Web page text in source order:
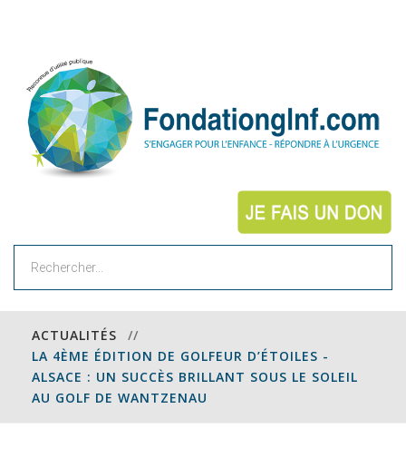
ACTUALITÉS
//
LA 4ÈME ÉDITION DE GOLFEUR D’ÉTOILES -
ALSACE : UN SUCCÈS BRILLANT SOUS LE SOLEIL
AU GOLF DE WANTZENAU